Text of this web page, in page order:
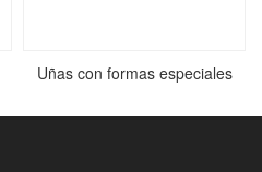
Uñas con formas especiales